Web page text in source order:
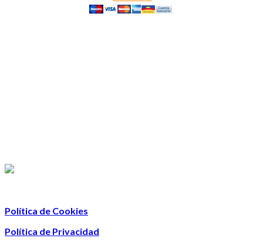
Política de Cookies
Política de Privacidad